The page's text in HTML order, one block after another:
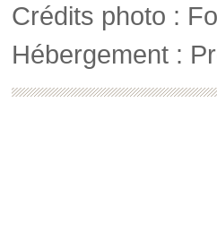
Crédits photo :
Hébergement :